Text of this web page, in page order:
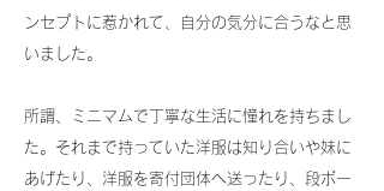
ンセプトに惹かれて、自分の気分に合うなと思
いました。
所謂、ミニマムで丁寧な生活に憧れを持ちまし
た。それまで持っていた洋服は知り合いや妹に
あげたり、洋服を寄付団体へ送ったり、段ボー